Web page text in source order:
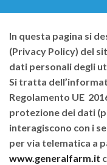
In questa pagina si
(Privacy Policy) del
dati personali degli
Si tratta
Regolamento UE
protezione dei dati
interagiscono con i
per via telematica a
www.generalfarm.it